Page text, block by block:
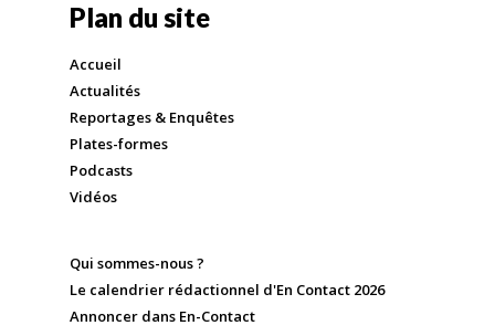
Plan du site
Accueil
Actualités
Reportages & Enquêtes
Plates-formes
Podcasts
Vidéos
Qui sommes-nous ?
Le calendrier rédactionnel d'En Contact 2026
Annoncer dans En-Contact